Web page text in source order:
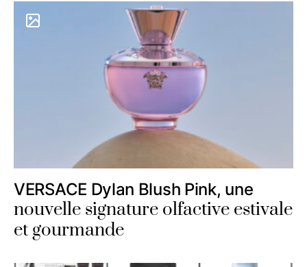
VERSACE Dylan Blush Pink, une
nouvelle signature olfactive estivale
et gourmande